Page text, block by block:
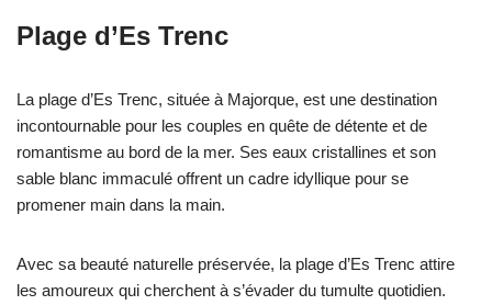
Plage d’Es Trenc
La plage d’Es Trenc, située à Majorque, est une destination
incontournable pour les couples en quête de détente et de
romantisme au bord de la mer. Ses eaux cristallines et son
sable blanc immaculé offrent un cadre idyllique pour se
promener main dans la main.
Avec sa beauté naturelle préservée, la plage d’Es Trenc attire
les amoureux qui cherchent à s’évader du tumulte quotidien.